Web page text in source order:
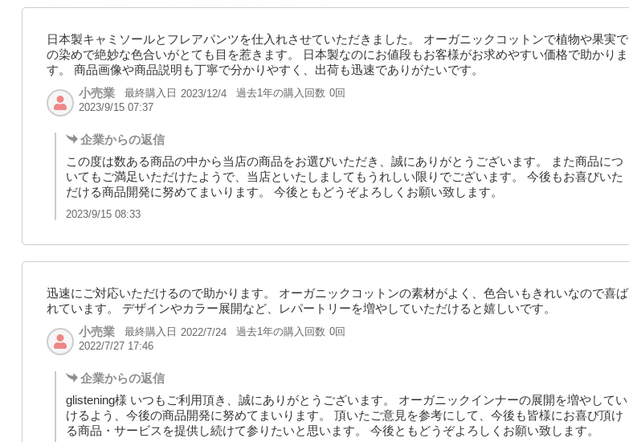
日本製キャミソールとフレアパンツを仕入れさせていただきました。 オーガニックコットンで植物や果実で
の染めで絶妙な色合いがとても目を惹きます。 日本製なのにお値段もお客様がお求めやすい価格で助かりま
す。 商品画像や商品説明も丁寧で分かりやすく、出荷も迅速でありがたいです。
小売業
最終購入日 2023/12/4 過去1年の購入回数 0回
2023/9/15 07:37
企業からの返信
この度は数ある商品の中から当店の商品をお選びいただき、誠にありがとうございます。 また商品につ
いてもご満足いただけたようで、当店といたしましてもうれしい限りでございます。 今後もお喜びいた
だける商品開発に努めてまいります。 今後ともどうぞよろしくお願い致します。
2023/9/15 08:33
迅速にご対応いただけるので助かります。 オーガニックコットンの素材がよく、色合いもきれいなので喜ば
れています。 デザインやカラー展開など、レパートリーを増やしていただけると嬉しいです。
小売業
最終購入日 2022/7/24 過去1年の購入回数 0回
2022/7/27 17:46
企業からの返信
glistening様 いつもご利用頂き、誠にありがとうございます。 オーガニックインナーの展開を増やしてい
けるよう、今後の商品開発に努めてまいります。 頂いたご意見を参考にして、今後も皆様にお喜び頂け
る商品・サービスを提供し続けて参りたいと思います。 今後ともどうぞよろしくお願い致します。